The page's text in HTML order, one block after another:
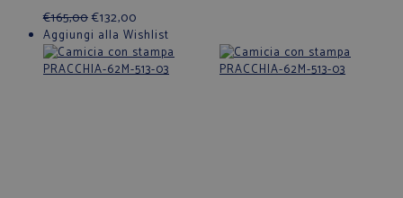
€165,00€132,00
Aggiungi alla Wishlist